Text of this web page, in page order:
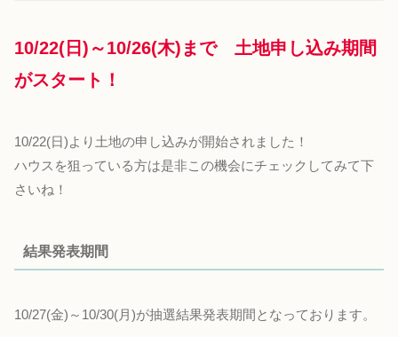
10/22(日)～10/26(木) まで 土地申し込み期間
がスタート！
10/22(日)より土地の申し込みが開始されました！
ハウスを狙っている方は是非この機会にチェックしてみて下
さいね！
結果発表期間
10/27(金)～10/30(月)が抽選結果発表期間となっております。